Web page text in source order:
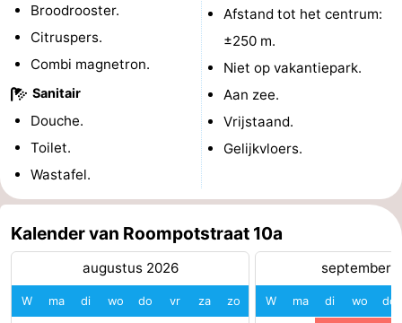
Duiveland
-
Renesse
-
Brouwershaven
Bruinisse
-
Zierikzee
-
Natuur
Oosterschelde
-
Haamstede
Natuur
Walcheren
Broodrooster.
Citruspers.
Combi magnetron.
Sanitair
Douche.
Toilet.
Wastafel.
Afstand tot het centrum:
±250 m.
Niet op vakantiepark.
Aan zee.
Vrijstaand.
Gelijkvloers.
Kalender van Roompotstraat 10a
augustus 2026
W ma di wo do vr za zo
september
W ma di wo do